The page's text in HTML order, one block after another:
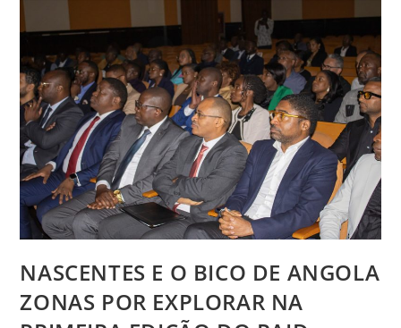
NASCENTES E O BICO DE ANGOLA
ZONAS POR EXPLORAR NA